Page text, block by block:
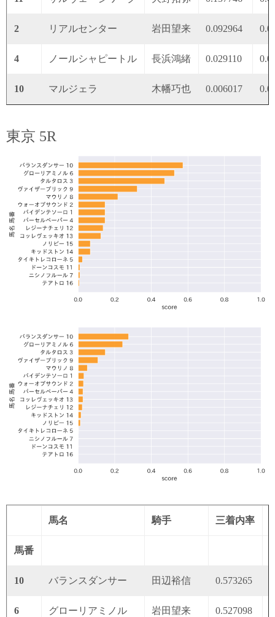
2 リアルセンター 岩田望来 0.092964
4 ノールシャピートル 長浜鴻緒 0.029110
10 マルジェラ 木幡巧也 0.006017
東京 5R
馬名 騎手 三着内率
馬番
10 バランスダンサー 田辺裕信 0.573265
6 グローリアミノル 岩田望来 0.527098